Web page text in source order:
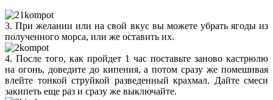
3. При желании или на свой вкус вы можете убрать ягоды из
полученного морса, или же оставить их.
4. После того, как пройдет 1 час поставьте заново кастрюлю
на огонь, доведите до кипения, а потом сразу же помешивая
влейте тонкой струйкой разведенный крахмал. Дайте смеси
закипеть еще раз и сразу же выключайте.